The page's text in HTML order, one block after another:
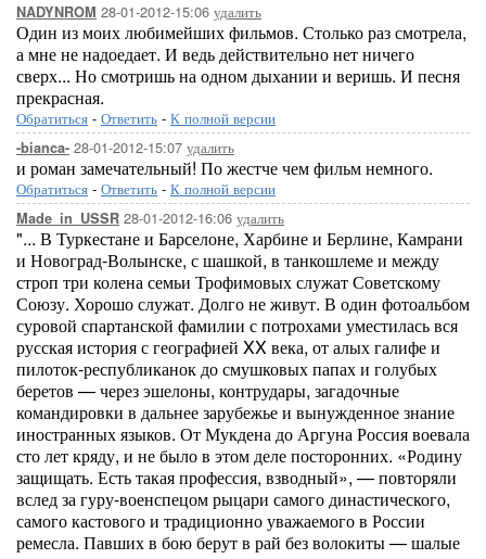
NADYNROM 28-01-2012-15:06 удалить
Один из моих любимейших фильмов. Столько раз смотрела,
а мне не надоедает. И ведь действительно нет ничего
сверх... Но смотришь на одном дыхании и веришь. И песня
прекрасная.
Обратиться - Ответить - К полной версии
-bianca- 28-01-2012-15:07 удалить
и роман замечательный! По жестче чем фильм немного.
Обратиться - Ответить - К полной версии
Made_in_USSR 28-01-2012-16:06 удалить
"... В Туркестане и Барселоне, Харбине и Берлине, Камрани
и Новоград-Волынске, с шашкой, в танкошлеме и между
строп три колена семьи Трофимовых служат Советскому
Союзу. Хорошо служат. Долго не живут. В один фотоальбом
суровой спартанской фамилии с потрохами уместилась вся
русская история с географией XX века, от алых галифе и
пилоток-республиканок до смушковых папах и голубых
беретов — через эшелоны, контрудары, загадочные
командировки в дальнее зарубежье и вынужденное знание
иностранных языков. От Мукдена до Аргуна Россия воевала
сто лет кряду, и не было в этом деле посторонних. «Родину
защищать. Есть такая профессия, взводный», — повторяли
вслед за гуру-военспецом рыцари самого династического,
самого кастового и традиционно уважаемого в России
ремесла. Павших в бою берут в рай без волокиты — шалые